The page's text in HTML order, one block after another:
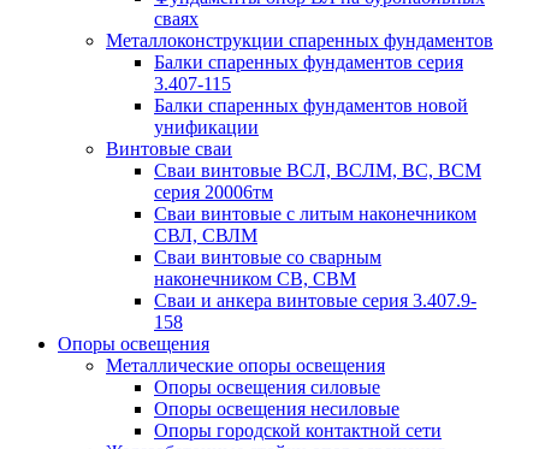
сваях
Металлоконструкции спаренных фундаментов
Балки спаренных фундаментов серия
3.407-115
Балки спаренных фундаментов новой
унификации
Винтовые сваи
Сваи винтовые ВСЛ, ВСЛМ, ВС, ВСМ
серия 20006тм
Сваи винтовые с литым наконечником
СВЛ, СВЛМ
Сваи винтовые со сварным
наконечником СВ, СВМ
Сваи и анкера винтовые серия 3.407.9-
158
Опоры освещения
Металлические опоры освещения
Опоры освещения силовые
Опоры освещения несиловые
Опоры городской контактной сети